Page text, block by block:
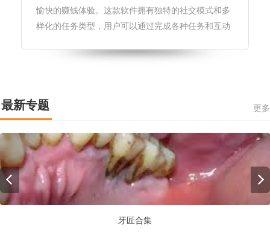
愉快的赚钱体验。这款软件拥有独特的社交模式和多
样化的任务类型，用户可以通过完成各种任务和互动
特色、软件亮点和软件测评三个方面进行详细介绍。
最新专题 更多
牙匠合集